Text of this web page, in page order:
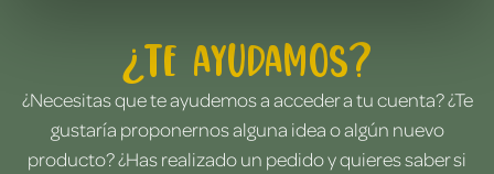
¿Te ayudamos?
¿Necesitas que te ayudemos a acceder a tu cuenta? ¿Te
gustaría proponernos alguna idea o algún nuevo
producto? ¿Has realizado un pedido y quieres saber si